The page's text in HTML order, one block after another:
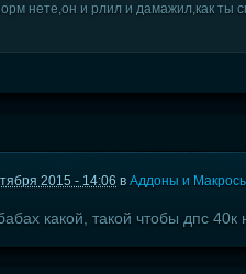
нете,он и рлил и дамажил,как ты
2015 - 14:06 вАддоны и
какой, такой чтобы дпс